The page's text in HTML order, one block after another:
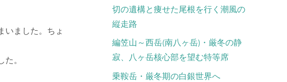
いました。ちょ
。
切の遺構と痩せた尾根を行く潮風の
縦走路
編笠山～西岳(南八ヶ岳)・厳冬の静
寂、八ヶ岳核心部を望む特等席
乗鞍岳・厳冬期の白銀世界へ